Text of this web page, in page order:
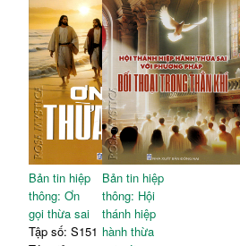
Bản tin hiệp
thông: Ơn
gọi thừa sai
Tập số: S151
Bản tin hiệp
thông: Hội
thánh hiệp
hành thừa